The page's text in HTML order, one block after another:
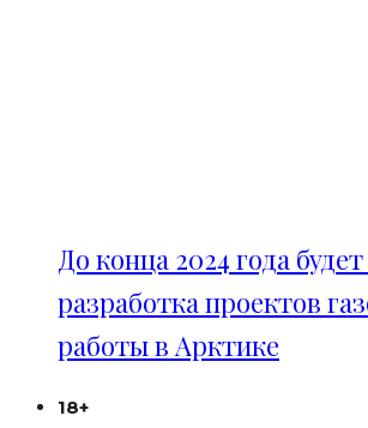
До конца 2024 года
разработка проектов
работы в Арктике
18+